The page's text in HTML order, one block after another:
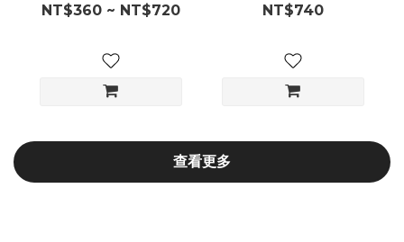
NT$360 ~ NT$720 NT$740
查看更多